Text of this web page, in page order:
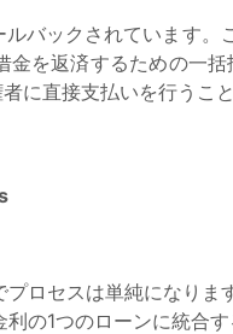
バックされています
を返済するための一
に直接支払いを行うこと
ロセスは単純になります
の1つのローンに統合